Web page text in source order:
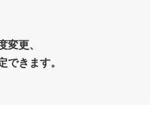
変更、
できます。